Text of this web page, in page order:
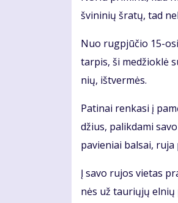
švi­ni­nių šra­tų, tad
Nuo rug­pjū­čio 15-
tar­pis, ši me­džiok­lė
nių, iš­tver­mės.
Pa­ti­nai ren­ka­si į
džius, pa­lik­da­mi
pa­vie­niai bal­sai,
Į sa­vo ru­jos vie­tas
nės už tau­rių­jų el­nių